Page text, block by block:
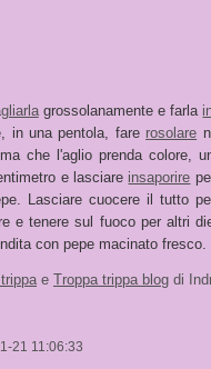
grossolanamente e farla
in una pentola, fare rosolare
che l'aglio prenda colore,
e lasciare insaporire
Lasciare cuocere il tutto
e tenere sul fuoco per altri
con pepe macinato fresco.
e Troppa trippa blog di
21 11:06:33